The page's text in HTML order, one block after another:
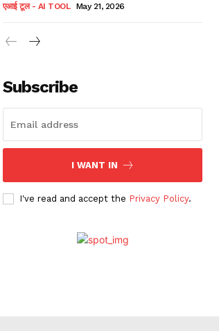
एआई टूल - AI TOOL May 21, 2026
Subscribe
I WANT IN
I've read and accept the Privacy Policy.